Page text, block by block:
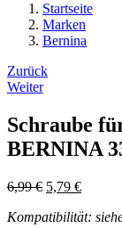
Startseite
Marken
Bernina
Beitrags-
Navigation
Zurück
Weiter
Schraube
BERNINA
6,99€ 5,79 €
Kompatibilität: